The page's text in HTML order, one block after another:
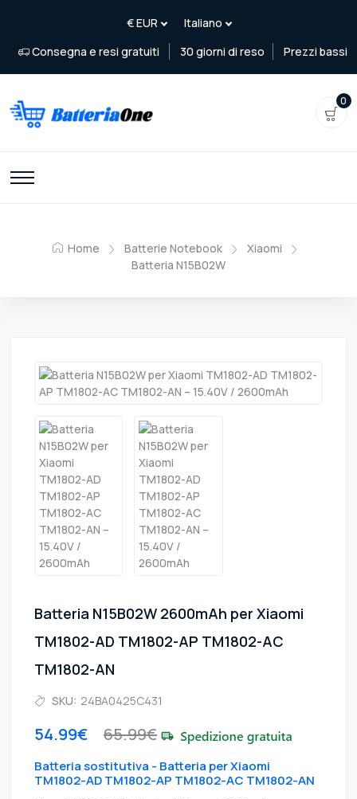
Consegna e resi gratuiti 30 giorni di reso Prezzi bassi
0
Home Batterie Notebook
Xiaomi
Batteria N15B02W
Batteria N15B02W 2600mAh per Xiaomi
TM1802-AD TM1802-AP TM1802-AC
TM1802-AN
SKU: 24BA0425C431
54.99€ 65.99€
Batteria sostitutiva - Batteria per Xiaomi
TM1802-AD TM1802-AP TM1802-AC TM1802-AN